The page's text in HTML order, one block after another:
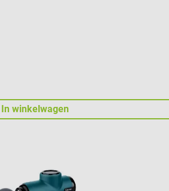
In winkelwagen